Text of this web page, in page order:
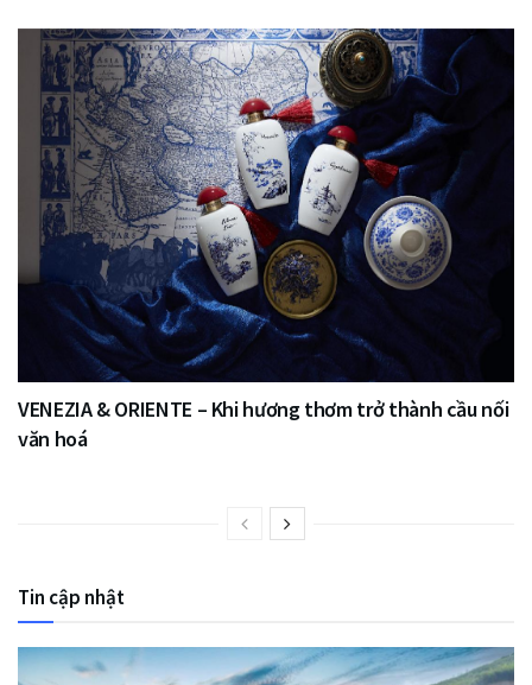
VENEZIA & ORIENTE – Khi hương thơm trở thành cầu nối
văn hoá
Tin cập nhật